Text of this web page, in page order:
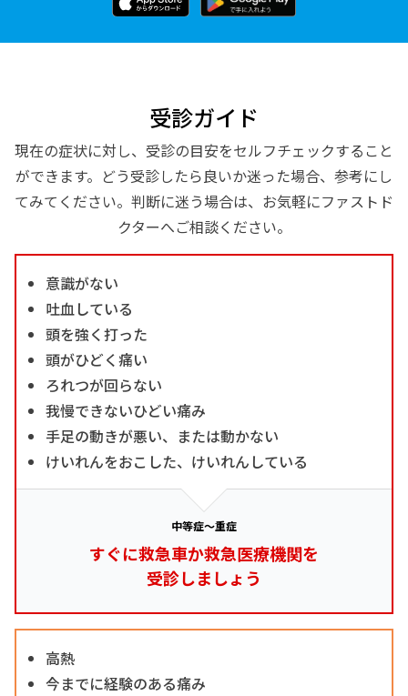
受診ガイド
現在の症状に対し、受診の目安をセルフチェックすること
ができます。どう受診したら良いか迷った場合、参考にし
てみてください。判断に迷う場合は、お気軽にファストド
クターへご相談ください。
意識がない
吐血している
頭を強く打った
頭がひどく痛い
ろれつが回らない
我慢できないひどい痛み
手足の動きが悪い、または動かない
けいれんをおこした、けいれんしている
中等症～重症
すぐに救急車か救急医療機関を
受診しましょう
高熱
今までに経験のある痛み